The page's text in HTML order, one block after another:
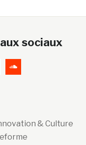
sociaux
& Culture